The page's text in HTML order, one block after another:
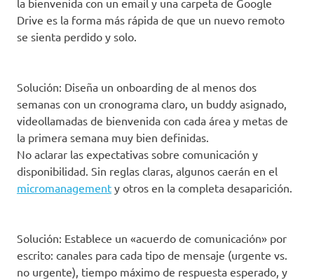
la bienvenida con un email y una carpeta de Google
Drive es la forma más rápida de que un nuevo remoto
se sienta perdido y solo.
Solución: Diseña un onboarding de al menos dos
semanas con un cronograma claro, un buddy asignado,
videollamadas de bienvenida con cada área y metas de
la primera semana muy bien definidas.
No aclarar las expectativas sobre comunicación y
disponibilidad. Sin reglas claras, algunos caerán en el
micromanagement y otros en la completa desaparición.
Solución: Establece un «acuerdo de comunicación» por
escrito: canales para cada tipo de mensaje (urgente vs.
no urgente), tiempo máximo de respuesta esperado, y